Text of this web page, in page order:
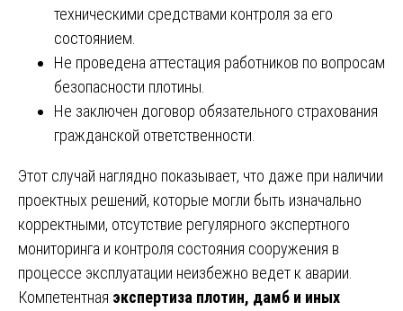
техническими средствами контроля за его
состоянием.
Не проведена аттестация работников по вопросам
безопасности плотины.
Не заключен договор обязательного страхования
гражданской ответственности.
Этот случай наглядно показывает, что даже при наличии
проектных решений, которые могли быть изначально
корректными, отсутствие регулярного экспертного
мониторинга и контроля состояния сооружения в
процессе эксплуатации неизбежно ведет к аварии.
Компетентная экспертиза плотин, дамб и иных